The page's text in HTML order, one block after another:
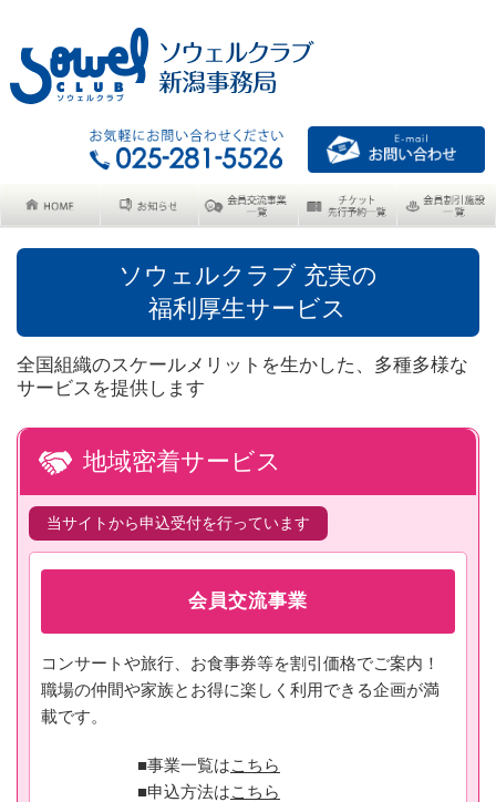
ソウェルクラブ 充実の
福利厚生サービス
全国組織のスケールメリットを生かした、多種多様な
サービスを提供します
地域密着サービス
当サイトから申込受付を行っています
会員交流事業
コンサートや旅行、お食事券等を割引価格でご案内！
職場の仲間や家族とお得に楽しく利用できる企画が満
載です。
■事業一覧はこちら
■申込方法はこちら